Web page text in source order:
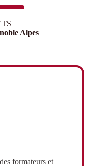
Alpes
formateurs et